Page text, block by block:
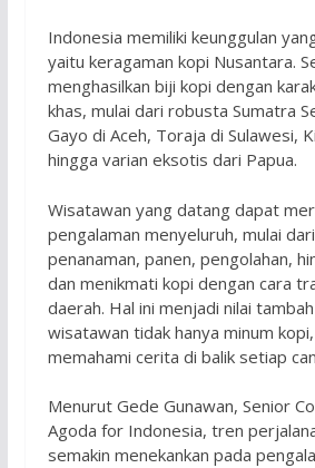
Indonesia memiliki keunggulan
yaitu keragaman kopi Nusantara.
menghasilkan biji kopi dengan
khas, mulai dari robusta Sumatra
Gayo di Aceh, Toraja di Sulawesi,
hingga varian eksotis dari Papua.
Wisatawan yang datang dapat
pengalaman menyeluruh, mulai
penanaman, panen, pengolahan,
dan menikmati kopi dengan cara
daerah. Hal ini menjadi nilai
wisatawan tidak hanya minum
memahami cerita di balik setiap
Menurut Gede Gunawan, Senior
Agoda for Indonesia, tren
semakin menekankan pada